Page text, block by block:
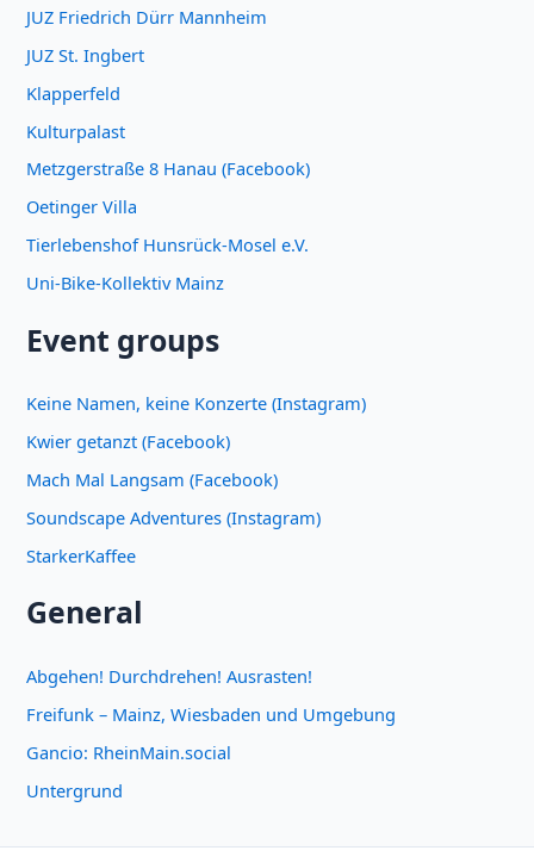
JUZ Friedrich Dürr Mannheim
JUZ St. Ingbert
Klapperfeld
Kulturpalast
Metzgerstraße 8 Hanau (Facebook)
Oetinger Villa
Tierlebenshof Hunsrück-Mosel e.V.
Uni-Bike-Kollektiv Mainz
Event groups
Keine Namen, keine Konzerte (Instagram)
Kwier getanzt (Facebook)
Mach Mal Langsam (Facebook)
Soundscape Adventures (Instagram)
StarkerKaffee
General
Abgehen! Durchdrehen! Ausrasten!
Freifunk – Mainz, Wiesbaden und Umgebung
Gancio: RheinMain.social
Untergrund